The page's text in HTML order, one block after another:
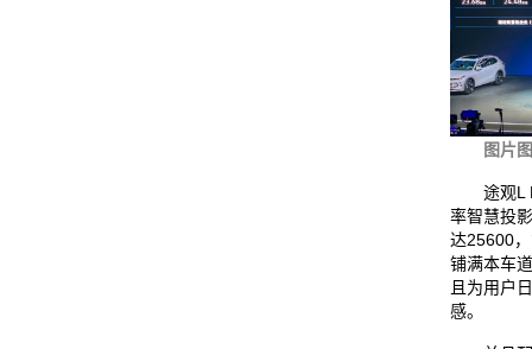
图片
途观L
率智慧投
达25600
铺满本车
且为用户
感。